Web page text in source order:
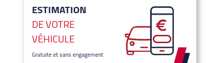
ESTIMATION
DE VOTRE
VÉHICULE
Gratuite et sans engagement